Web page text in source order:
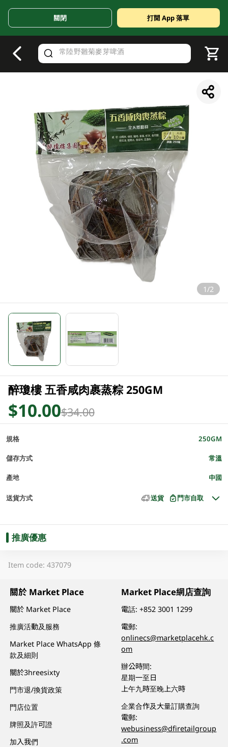
Valid Until 30 June 2026
關閉 打開 App 落單
1/2
醉瓊樓 五香咸肉裹蒸粽 250GM
$10.00$34.00
規格 250GM
儲存方式 常溫
產地 中國
送貨方式 送貨 門市自取
推廣優惠
Item code: 437079
關於 Market Place
關於 Market Place
推廣活動及服務
Market Place WhatsApp 條
款及細則
關於3hreesixty
門市退/換貨政策
門店位置
牌照及許可證
加入我們
Market Place網店查詢
電話:+852 3001 1299
電郵:
onlinecs@marketplacehk.c
om
辦公時間:
星期一至日
上午九時至晚上六時
企業合作及大量訂購查詢
電郵:
webusiness@dfiretailgroup
.com